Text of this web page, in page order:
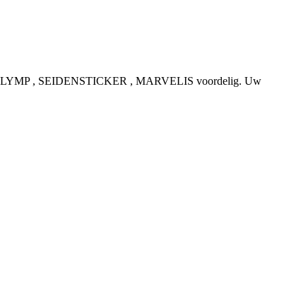
, SEIDENSTICKER , MARVELIS voordelig. Uw